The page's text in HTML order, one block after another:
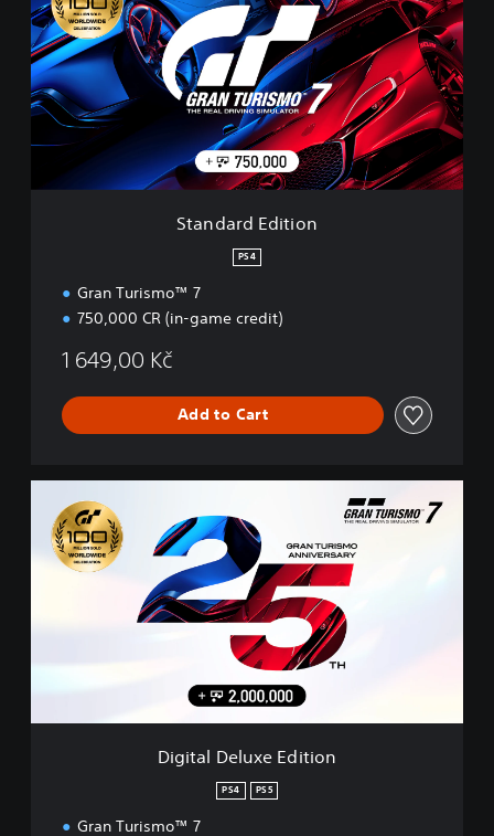
n
d
a
r
d
d
t
Standard Edition
PS4
Gran Turismo™ 7
750,000 CR (in-game credit)
1 649,00 Kč
Add to Cart
x
Digital Deluxe Edition
PS4 PS5
Gran Turismo™ 7